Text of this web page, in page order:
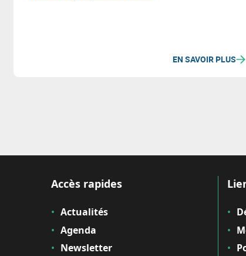
EN SAVOIR PLUS
Accès rapides
Actualités
Agenda
Newsletter